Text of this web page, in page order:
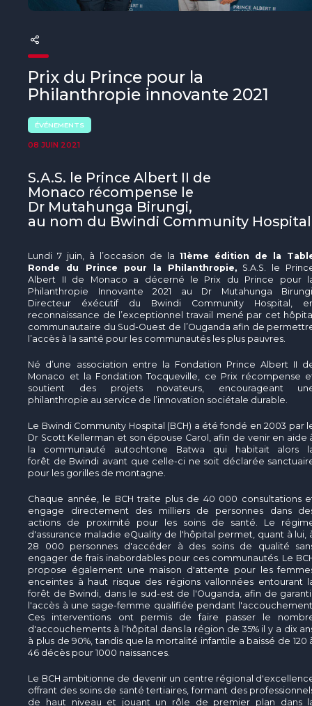
Beyond Plastic Med : BeMed
Initiative Homme - Faune sauvage
The Green Shift Initiative
Prix du Prince pour la
Philanthropie innovante 2021
ÉVÉNEMENTS
08 JUIN 2021
S.A.S. le Prince Albert II de
Monaco récompense le
Dr Mutahunga Birungi,
au nom du Bwindi Community
Lundi 7 juin, à l’occasion de la11ème édition de la
Ronde du Prince pour la Philanthropie,S.A.S. le
Albert II de Monaco a décerné le Prix du Prince pour
Philanthropie Innovante 2021 au Dr Mutahunga
Directeur éxécutif du Bwindi Community Hospital,
reconnaissance de l’exceptionnel travail mené par cet
communautaire du Sud-Ouest de l’Ouganda afin de
l’accès à la santé pour les communautés les plus pauvres.
Né d’une association entre la Fondation Prince Albert II
Monaco et la Fondation Tocqueville, ce Prix récompense
soutient des projets novateurs, encourageant
philanthropie au service de l’innovation sociétale durable.
Le Bwindi Community Hospital (BCH) a été fondé en 2003 par
Dr Scott Kellerman et son épouse Carol, afin de venir en aide
la communauté autochtone Batwa qui habitait alors
forêt de Bwindi avant que celle-ci ne soit déclarée
pour les gorilles de montagne.
Chaque année, le BCH traite plus de 40 000 consultations
engage directement des milliers de personnes dans
actions de proximité pour les soins de santé. Le
d'assurance maladie eQuality de l'hôpital permet, quant à lui,
28 000 personnes d'accéder à des soins de qualité
engager de frais inabordables pour ces communautés. Le
propose également une maison d'attente pour les
enceintes à haut risque des régions vallonnées entourant
forêt de Bwindi, dans le sud-est de l'Ouganda, afin de
l'accès à une sage-femme qualifiée pendant
Ces interventions ont permis de faire passer le
d'accouchements à l'hôpital dans la région de 35% il y a dix
à plus de 90%, tandis que la mortalité infantile a baissé de 120
46 décès pour 1000 naissances.
Le BCH ambitionne de devenir un centre régional
offrant des soins de santé tertiaires, formant des
de haut niveau et jouant un rôle de premier plan dans